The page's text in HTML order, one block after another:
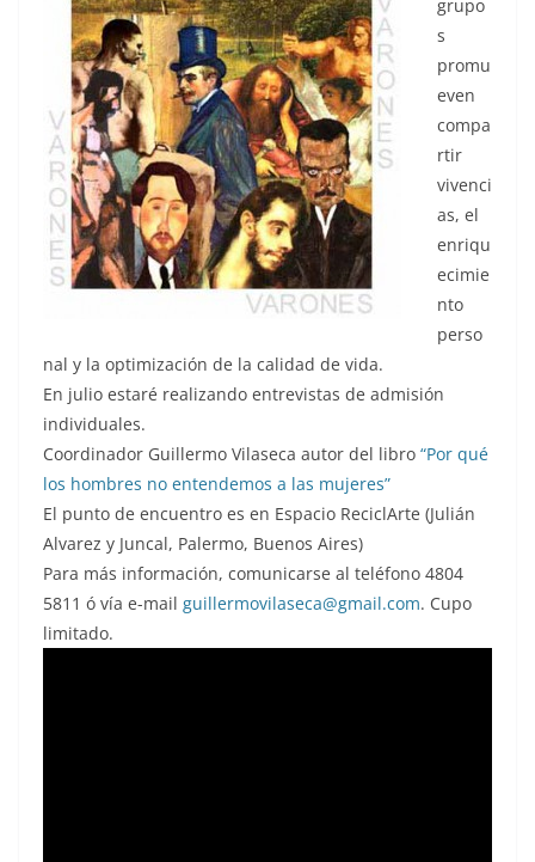
grupo
s
promu
even
compa
rtir
vivenci
as, el
enriqu
ecimie
nto
perso
nal y la optimización de la calidad de vida.
En julio estaré realizando entrevistas de admisión
individuales.
Coordinador Guillermo Vilaseca autor del libro “Por qué
los hombres no entendemos a las mujeres”
El punto de encuentro es en Espacio ReciclArte (Julián
Alvarez y Juncal, Palermo, Buenos Aires)
Para más información, comunicarse al teléfono 4804
5811 ó vía e-mail guillermovilaseca@gmail.com. Cupo
limitado.